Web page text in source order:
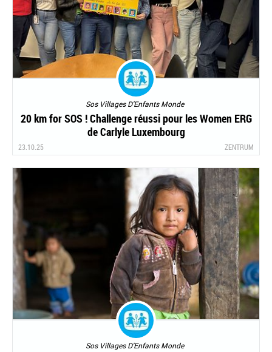
Sos Villages D'Enfants Monde
20 km for SOS ! Challenge réussi pour les Women ERG
de Carlyle Luxembourg
23.10.25 ZENTRUM
Sos Villages D'Enfants Monde